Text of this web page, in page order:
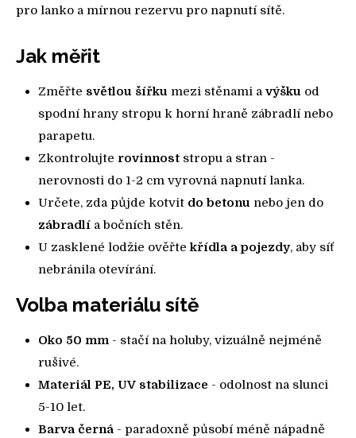
pro lanko a mírnou rezervu pro napnutí sítě.
Jak měřit
Změřte světlou šířku mezi stěnami a výšku od
spodní hrany stropu k horní hraně zábradlí nebo
parapetu.
Zkontrolujte rovinnost stropu a stran -
nerovnosti do 1-2 cm vyrovná napnutí lanka.
Určete, zda půjde kotvit do betonu nebo jen do
zábradlí a bočních stěn.
U zasklené lodžie ověřtekřídla a pojezdy, aby síť
nebránila otevírání.
Volba materiálu sítě
Oko 50 mm- stačí na holuby, vizuálně nejméně
rušivé.
Materiál PE, UV stabilizace - odolnost na slunci
5-10 let.
Barva černá- paradoxně působí méně nápadně